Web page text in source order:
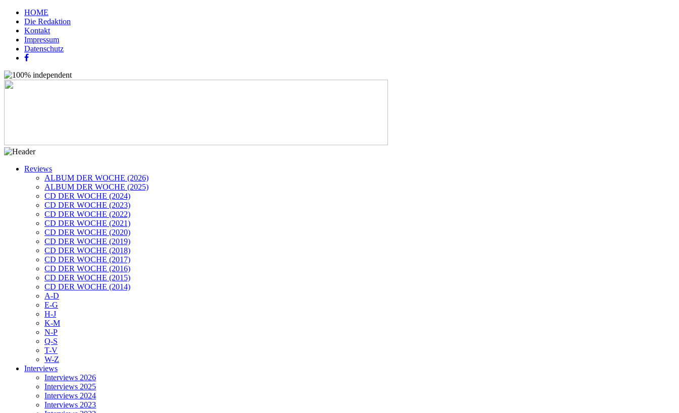
HOME
Die Redaktion
Kontakt
Impressum
Datenschutz
Reviews
ALBUM DER WOCHE (2026)
ALBUM DER WOCHE (2025)
CD DER WOCHE (2024)
CD DER WOCHE (2023)
CD DER WOCHE (2022)
CD DER WOCHE (2021)
CD DER WOCHE (2020)
CD DER WOCHE (2019)
CD DER WOCHE (2018)
CD DER WOCHE (2017)
CD DER WOCHE (2016)
CD DER WOCHE (2015)
CD DER WOCHE (2014)
A-D
E-G
H-J
K-M
N-P
Q-S
T-V
W-Z
Interviews
Interviews 2026
Interviews 2025
Interviews 2024
Interviews 2023